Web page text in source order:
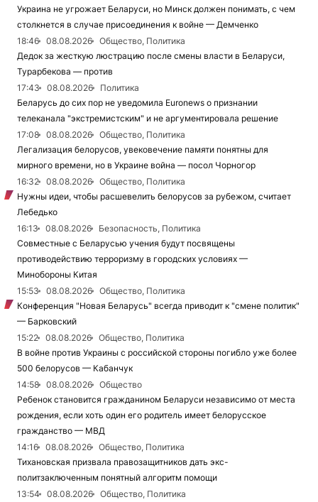
Украина не угрожает Беларуси, но Минск должен понимать, с чем
столкнется в случае присоединения к войне — Демченко
18:46
08.08.2026
Общество, Политика
Дедок за жесткую люстрацию после смены власти в Беларуси,
Турарбекова — против
17:43
08.08.2026
Политика
Беларусь до сих пор не уведомила Euronews о признании
телеканала "экстремистским" и не аргументировала решение
17:08
08.08.2026
Общество, Политика
Легализация белорусов, увековечение памяти понятны для
мирного времени, но в Украине война — посол Чорногор
16:32
08.08.2026
Общество, Политика
Нужны идеи, чтобы расшевелить белорусов за рубежом, считает
Лебедько
16:13
08.08.2026
Безопасность, Политика
Совместные с Беларусью учения будут посвящены
противодействию терроризму в городских условиях —
Минобороны Китая
15:53
08.08.2026
Общество, Политика
Конференция "Новая Беларусь" всегда приводит к "смене политик"
— Барковский
15:22
08.08.2026
Общество, Политика
В войне против Украины с российской стороны погибло уже более
500 белорусов — Кабанчук
14:58
08.08.2026
Общество
Ребенок становится гражданином Беларуси независимо от места
рождения, если хоть один его родитель имеет белорусское
гражданство — МВД
14:16
08.08.2026
Общество, Политика
Тихановская призвала правозащитников дать экс-
политзаключенным понятный алгоритм помощи
13:54
08.08.2026
Общество, Политика